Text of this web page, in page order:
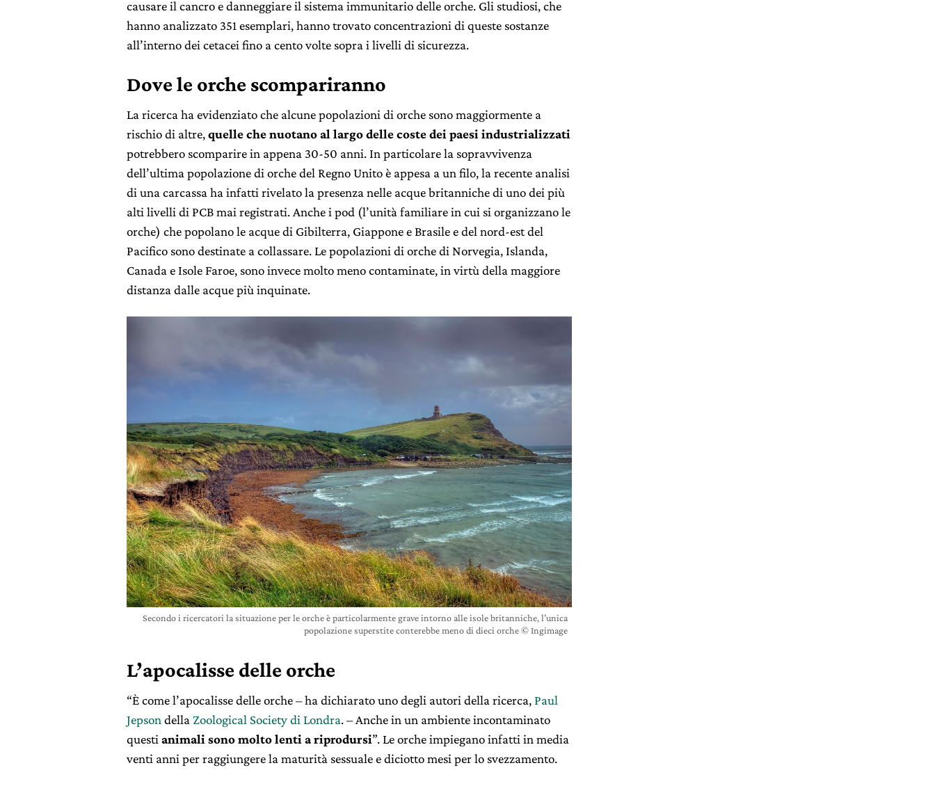
causare il cancro e danneggiare il sistema immunitario delle orche. Gli studiosi, che
hanno analizzato 351 esemplari, hanno trovato concentrazioni di queste sostanze
all’interno dei cetacei fino a cento volte sopra i livelli di sicurezza.
Dove le orche scompariranno
La ricerca ha evidenziato che alcune popolazioni di orche sono maggiormente a
rischio di altre,quelle che nuotano al largo delle coste dei paesi industrializzati
potrebbero scomparire in appena 30-50 anni. In particolare la sopravvivenza
dell’ultima popolazione di orche del Regno Unito è appesa a un filo, la recente analisi
di una carcassa ha infatti rivelato la presenza nelle acque britanniche di uno dei più
alti livelli di PCB mai registrati. Anche i pod (l’unità familiare in cui si organizzano le
orche) che popolano le acque di Gibilterra, Giappone e Brasile e del nord-est del
Pacifico sono destinate a collassare. Le popolazioni di orche di Norvegia, Islanda,
Canada e Isole Faroe, sono invece molto meno contaminate, in virtù della maggiore
distanza dalle acque più inquinate.
Secondo i ricercatori la situazione per le orche è particolarmente grave intorno alle isole britanniche, l’unica
popolazione superstite conterebbe meno di dieci orche © Ingimage
L’apocalisse delle orche
“È come l’apocalisse delle orche – ha dichiarato uno degli autori della ricerca, Paul
Jepson della Zoological Society di Londra. – Anche in un ambiente incontaminato
questi animali sono molto lenti a riprodursi”. Le orche impiegano infatti in media
venti anni per raggiungere la maturità sessuale e diciotto mesi per lo svezzamento.